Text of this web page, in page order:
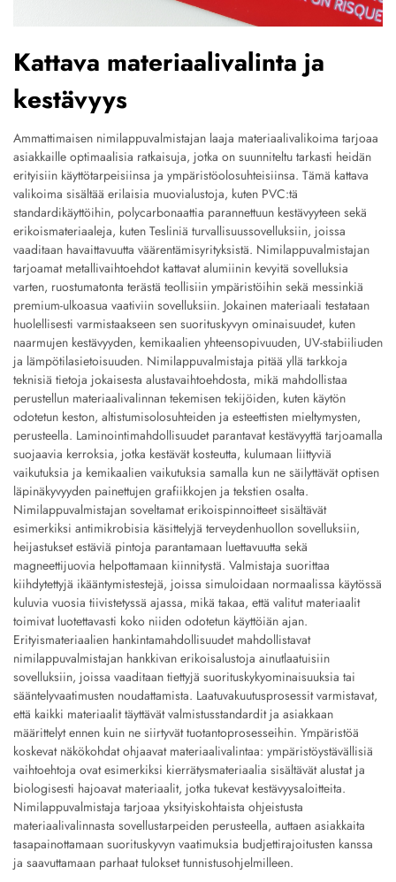
Kattava materiaalivalinta ja
kestävyys
Ammattimaisen nimilappuvalmistajan laaja materiaalivalikoima tarjoaa
asiakkaille optimaalisia ratkaisuja, jotka on suunniteltu tarkasti heidän
erityisiin käyttötarpeisiinsa ja ympäristöolosuhteisiinsa. Tämä kattava
valikoima sisältää erilaisia muovialustoja, kuten PVC:tä
standardikäyttöihin, polycarbonaattia parannettuun kestävyyteen sekä
erikoismateriaaleja, kuten Tesliniä turvallisuussovelluksiin, joissa
vaaditaan havaittavuutta väärentämisyrityksistä. Nimilappuvalmistajan
tarjoamat metallivaihtoehdot kattavat alumiinin kevyitä sovelluksia
varten, ruostumatonta terästä teollisiin ympäristöihin sekä messinkiä
premium-ulkoasua vaativiin sovelluksiin. Jokainen materiaali testataan
huolellisesti varmistaakseen sen suorituskyvyn ominaisuudet, kuten
naarmujen kestävyyden, kemikaalien yhteensopivuuden, UV-stabiiliuden
ja lämpötilasietoisuuden. Nimilappuvalmistaja pitää yllä tarkkoja
teknisiä tietoja jokaisesta alustavaihtoehdosta, mikä mahdollistaa
perustellun materiaalivalinnan tekemisen tekijöiden, kuten käytön
odotetun keston, altistumisolosuhteiden ja esteettisten mieltymysten,
perusteella. Laminointimahdollisuudet parantavat kestävyyttä tarjoamalla
suojaavia kerroksia, jotka kestävät kosteutta, kulumaan liittyviä
vaikutuksia ja kemikaalien vaikutuksia samalla kun ne säilyttävät optisen
läpinäkyvyyden painettujen grafiikkojen ja tekstien osalta.
Nimilappuvalmistajan soveltamat erikoispinnoitteet sisältävät
esimerkiksi antimikrobisia käsittelyjä terveydenhuollon sovelluksiin,
heijastukset estäviä pintoja parantamaan luettavuutta sekä
magneettijuovia helpottamaan kiinnitystä. Valmistaja suorittaa
kiihdytettyjä ikääntymistestejä, joissa simuloidaan normaalissa käytössä
kuluvia vuosia tiivistetyssä ajassa, mikä takaa, että valitut materiaalit
toimivat luotettavasti koko niiden odotetun käyttöiän ajan.
Erityismateriaalien hankintamahdollisuudet mahdollistavat
nimilappuvalmistajan hankkivan erikoisalustoja ainutlaatuisiin
sovelluksiin, joissa vaaditaan tiettyjä suorituskykyominaisuuksia tai
sääntelyvaatimusten noudattamista. Laatuvakuutusprosessit varmistavat,
että kaikki materiaalit täyttävät valmistusstandardit ja asiakkaan
määrittelyt ennen kuin ne siirtyvät tuotantoprosesseihin. Ympäristöä
koskevat näkökohdat ohjaavat materiaalivalintaa: ympäristöystävällisiä
vaihtoehtoja ovat esimerkiksi kierrätysmateriaalia sisältävät alustat ja
biologisesti hajoavat materiaalit, jotka tukevat kestävyysaloitteita.
Nimilappuvalmistaja tarjoaa yksityiskohtaista ohjeistusta
materiaalivalinnasta sovellustarpeiden perusteella, auttaen asiakkaita
tasapainottamaan suorituskyvyn vaatimuksia budjettirajoitusten kanssa
ja saavuttamaan parhaat tulokset tunnistusohjelmilleen.